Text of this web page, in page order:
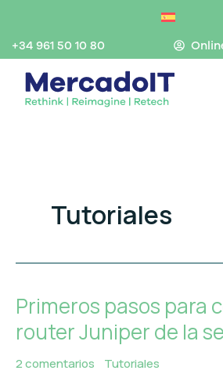
contenido
+34 961 50 10 80
Tutoriales
Primeros pasos para
router Juniper de la
2 comentarios Tutoriales
Primeros
para
configurar